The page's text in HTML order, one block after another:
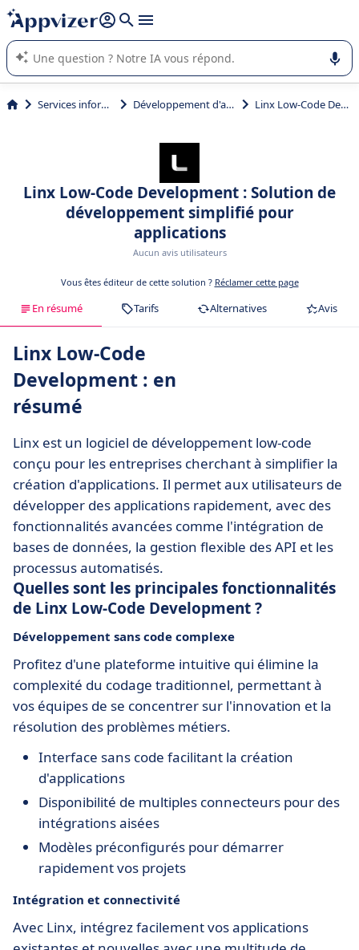
répondre (plusieurs lignes avec
L'IA de Appvizer vous guide dans l'utilisation ou la sélection de
logiciel SaaS en entreprise.
Services informatiques Développement d'applications Linx Low-Code Development
Linx Low-Code Development : Solution de
développement simplifié pour
applications
Aucun avis utilisateurs
Vous êtes éditeur de cette solution ? Réclamer cette page
En résumé Tarifs Alternatives Avis
Linx Low-Code
Development : en
résumé
Linx est un logiciel de développement low-code
conçu pour les entreprises cherchant à simplifier la
création d'applications. Il permet aux utilisateurs de
développer des applications rapidement, avec des
fonctionnalités avancées comme l'intégration de
bases de données, la gestion flexible des API et les
processus automatisés.
Quelles sont les principales fonctionnalités
de Linx Low-Code Development ?
Développement sans code complexe
Profitez d'une plateforme intuitive qui élimine la
complexité du codage traditionnel, permettant à
vos équipes de se concentrer sur l'innovation et la
résolution des problèmes métiers.
Interface sans code facilitant la création
d'applications
Disponibilité de multiples connecteurs pour des
intégrations aisées
Modèles préconfigurés pour démarrer
rapidement vos projets
Intégration et connectivité
Avec Linx, intégrez facilement vos applications